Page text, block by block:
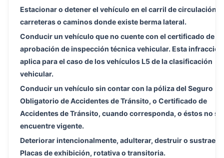
Estacionar o detener el vehículo en el carril de circulación,
carreteras o caminos donde existe berma lateral.
Conducir un vehículo que no cuente con el certificado de
aprobación de inspección técnica vehicular. Esta
aplica para el caso de los vehículos L5 de la clasificación
vehicular.
Conducir un vehículo sin contar con la póliza del Seguro
Obligatorio de Accidentes de Tránsito, o Certificado de
Accidentes de Tránsito, cuando corresponda, o éstos no se
encuentre vigente.
Deteriorar intencionalmente, adulterar, destruir o sustraer
Placas de exhibición, rotativa o transitoria.